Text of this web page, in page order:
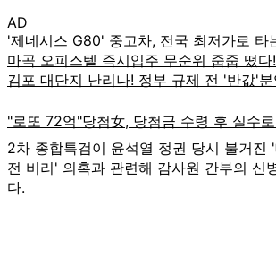
AD
2차 종합특검이 윤석열 정권 당시 불거진
전 비리' 의혹과 관련해 감사원 간부의 신
다.